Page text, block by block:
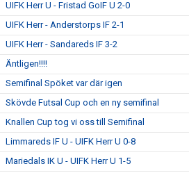
UIFK Herr U - Fristad GoIF U 2-0
UIFK Herr - Anderstorps IF 2-1
UIFK Herr - Sandareds IF 3-2
Äntligen!!!!
Semifinal Spöket var där igen
Skövde Futsal Cup och en ny semifinal
Knallen Cup tog vi oss till Semifinal
Limmareds IF U - UIFK Herr U 0-8
Mariedals IK U - UIFK Herr U 1-5